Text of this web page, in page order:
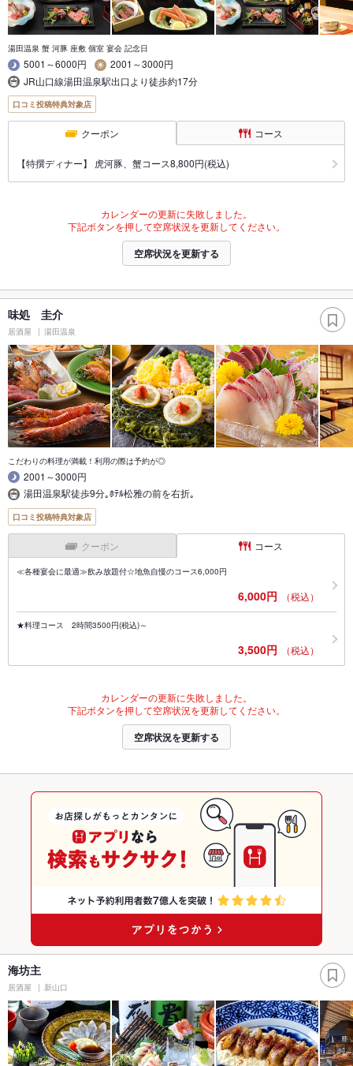
湯田温泉 蟹 河豚 座敷 個室 宴会 記念日
5001～6000円
2001～3000円
JR山口線湯田温泉駅出口より徒歩約17分
口コミ投稿特典対象店
クーポン コース
【特撰ディナー】 虎河豚、蟹コース8,800円(税込)
カレンダーの更新に失敗しました。
下記ボタンを押して空席状況を更新してください。
空席状況を更新する
味処 圭介
居酒屋 湯田温泉
こだわりの料理が満載！利用の際は予約が◎
2001～3000円
湯田温泉駅徒歩9分｡ﾎﾃﾙ松雅の前を右折｡
口コミ投稿特典対象店
クーポン コース
≪各種宴会に最適≫飲み放題付☆地魚自慢のコース6,000円
6,000円 （税込）
★料理コース 2時間3500円(税込)～
3,500円 （税込）
カレンダーの更新に失敗しました。
下記ボタンを押して空席状況を更新してください。
空席状況を更新する
海坊主
居酒屋 新山口